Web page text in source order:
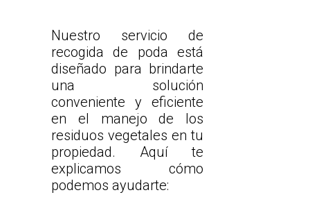
Nuestro servicio de
recogida de poda está
diseñado para brindarte
una solución
conveniente y eficiente
en el manejo de los
residuos vegetales en tu
propiedad. Aquí te
explicamos cómo
podemos ayudarte: